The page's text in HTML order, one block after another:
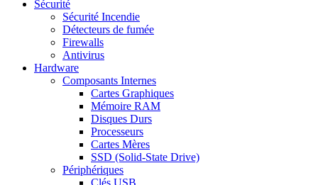
Sécurité
Sécurité Incendie
Détecteurs de fumée
Firewalls
Antivirus
Hardware
Composants Internes
Cartes Graphiques
Mémoire RAM
Disques Durs
Processeurs
Cartes Mères
SSD (Solid-State Drive)
Périphériques